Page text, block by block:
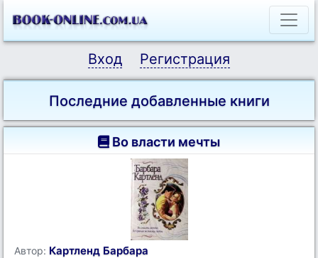
Вход Регистрация
Последние добавленные книги
Во власти мечты
Автор: Картленд Барбара